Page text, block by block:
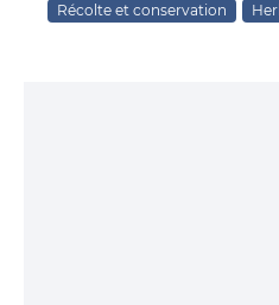
Récolte et conservation